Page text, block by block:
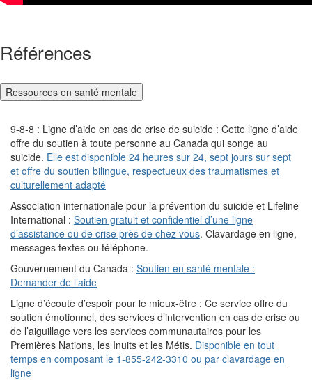
Références
Ressources en santé mentale
9-8-8 : Ligne d’aide en cas de crise de suicide : Cette ligne d’aide
offre du soutien à toute personne au Canada qui songe au
suicide. Elle est disponible 24 heures sur 24, sept jours sur sept
et offre du soutien bilingue, respectueux des traumatismes et
culturellement adapté
Association internationale pour la prévention du suicide et Lifeline
International : Soutien gratuit et confidentiel d’une ligne
d’assistance ou de crise près de chez vous. Clavardage en ligne,
messages textes ou téléphone.
Gouvernement du Canada : Soutien en santé mentale :
Demander de l’aide
Ligne d’écoute d’espoir pour le mieux-être : Ce service offre du
soutien émotionnel, des services d’intervention en cas de crise ou
de l’aiguillage vers les services communautaires pour les
Premières Nations, les Inuits et les Métis. Disponible en tout
temps en composant le 1-855-242-3310 ou par clavardage en
ligne